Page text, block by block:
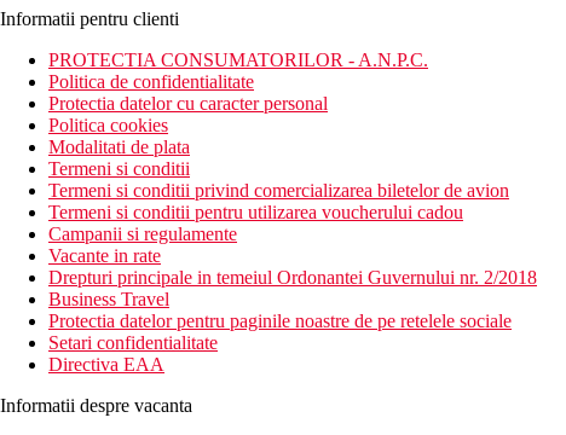
Informatii pentru clienti
PROTECTIA CONSUMATORILOR - A.N.P.C.
Politica de confidentialitate
Protectia datelor cu caracter personal
Politica cookies
Modalitati de plata
Termeni si conditii
Termeni si conditii privind comercializarea biletelor de avion
Termeni si conditii pentru utilizarea voucherului cadou
Campanii si regulamente
Vacante in rate
Drepturi principale in temeiul Ordonantei Guvernului nr. 2/2018
Business Travel
Protectia datelor pentru paginile noastre de pe retelele sociale
Setari confidentialitate
Directiva EAA
Informatii despre vacanta